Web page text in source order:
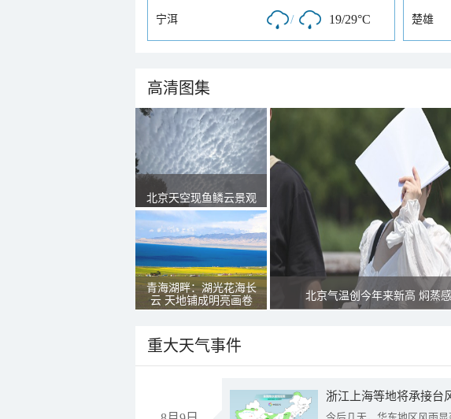
宁洱 / 19/29°C 楚雄
高清图集
北京天空现鱼鳞云景观
青海湖畔：湖光花海长
云 天地铺成明亮画卷
北京气温创今年来新高 焖蒸
重大天气事件
浙江上海等地将承接台